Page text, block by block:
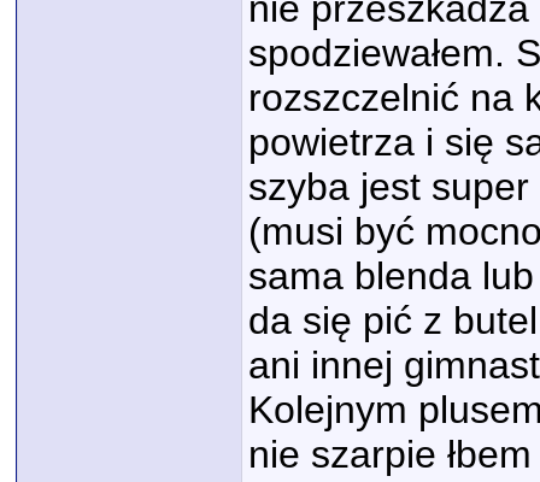
nie
spodziewałem.
rozszczelnić na
powietrza i się
szyba jest
(musi być
sama blenda
da się pić z
ani innej
Kolejnym
nie szarpie